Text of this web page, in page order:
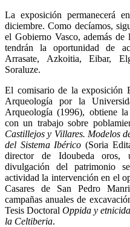
La exposición permanecerá
diciembre. Como decíamos,
el Gobierno Vasco, además de
tendrán la oportunidad de
Arrasate, Azkoitia, Eibar,
Soraluze.
El comisario de la exposición
Arqueología por la
Arqueología (1996), obtiene
con un trabajo sobre
Castillejos y Villares. Modelos
del Sistema Ibérico (Soria
director de Idoubeda oros,
divulgación del patrimonio
actividad la intervención en el
Casares de San Pedro
campañas anuales de
Tesis DoctoralOppida y
la Celtiberia.